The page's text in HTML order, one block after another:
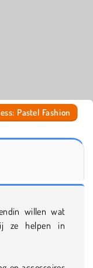
Pastel Fashion
willen wat
ze helpen in